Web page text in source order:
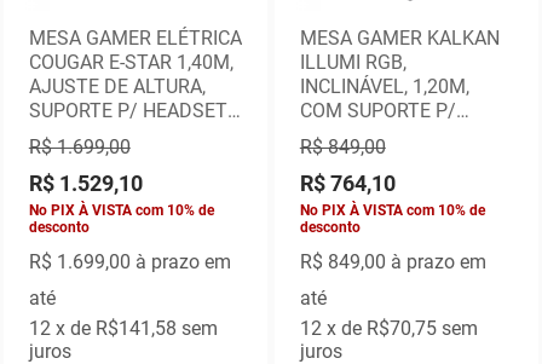
MESA GAMER ELÉTRICA
COUGAR E-STAR 1,40M,
AJUSTE DE ALTURA,
SUPORTE P/ HEADSET -
PRETA
R$ 1.699,00
R$ 1.529,10
No PIX À VISTA com 10% de
desconto
R$ 1.699,00 à prazo em
até
12 x de R$141,58 sem
juros
MESA GAMER KALKAN
ILLUMI RGB,
INCLINÁVEL, 1,20M,
COM SUPORTE P/
HEADSET E COPO -
PRETA
R$ 849,00
R$ 764,10
No PIX À VISTA com 10% de
desconto
R$ 849,00 à prazo em
até
12 x de R$70,75sem
juros